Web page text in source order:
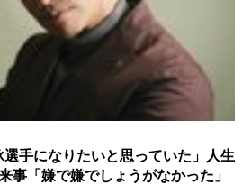
手になりたいと思っていた」人生
事「嫌で嫌でしょうがなかった」